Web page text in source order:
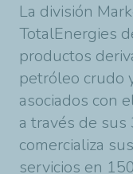
La división
TotalEnergies
productos
petróleo crudo
asociados con
a través de sus
comercializa
servicios en